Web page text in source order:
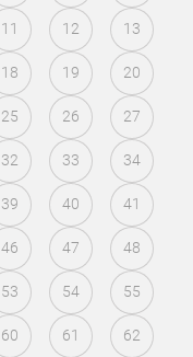
11 12 13
18 19 20
25 26 27
32 33 34
39 40 41
46 47 48
53 54 55
60 61 62